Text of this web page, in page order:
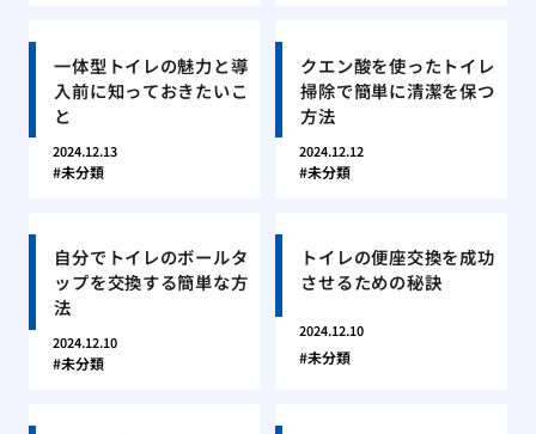
一体型トイレの魅力と導
入前に知っておきたいこ
と
2024.12.13
未分類
クエン酸を使ったトイレ
掃除で簡単に清潔を保つ
方法
2024.12.12
未分類
自分でトイレのボールタ
ップを交換する簡単な方
法
2024.12.10
未分類
トイレの便座交換を成功
させるための秘訣
2024.12.10
未分類